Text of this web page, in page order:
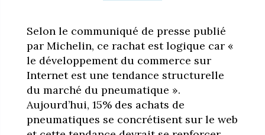
Selon le communiqué de presse publié
par Michelin, ce rachat est logique car «
le développement du commerce sur
Internet est une tendance structurelle
du marché du pneumatique ».
Aujourd’hui, 15% des achats de
pneumatiques se concrétisent sur le web